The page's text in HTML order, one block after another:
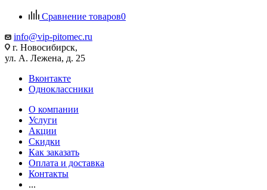
Сравнение товаров0
info@vip-pitomec.ru
г. Новосибирск,
ул. А. Лежена, д. 25
Вконтакте
Одноклассники
О компании
Услуги
Акции
Скидки
Как заказать
Оплата и доставка
Контакты
...